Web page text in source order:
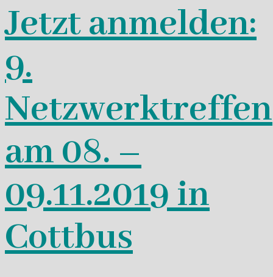
Jetzt anmelden:
9.
Netzwerktreffen
am 08. –
09.11.2019 in
Cottbus